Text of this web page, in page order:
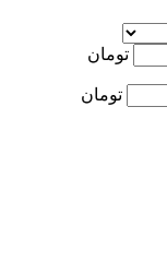
تومان
تومان